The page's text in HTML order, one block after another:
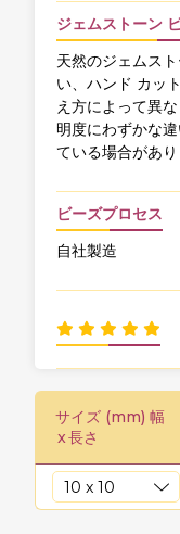
ジェムストーン
天然のジェムス
い、ハンド カッ
え方によって異
明度にわずかな
ている場合があり
ビーズプロセス
自社製造
サイズ (mm) 幅
x長さ